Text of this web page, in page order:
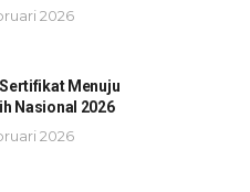
2026
Menuju
Nasional 2026
2026